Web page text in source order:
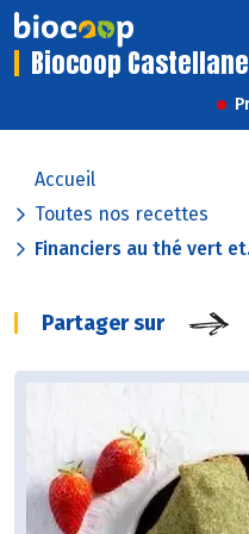
Biocoop Castellane
Accueil
Toutes nos recettes
Financiers au thé vert
Partager sur